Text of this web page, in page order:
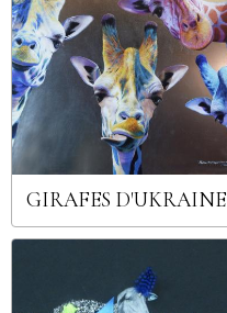
GIRAFES D'UKRAINE